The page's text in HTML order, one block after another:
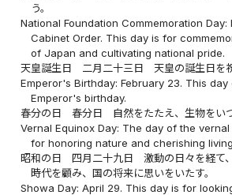
う。
National Foundation Commemoration
Cabinet Order. This day is for
of Japan and cultivating national pride.
天皇誕生日 二月二十三日 天皇の誕生日を祝
Emperor's Birthday: February 23. This
Emperor's birthday.
春分の日 春分日 自然をたたえ、生物をいつ
Vernal Equinox Day: The day of the
for honoring nature and cherishing
昭和の日 四月二十九日 激動の日々を経て
時代を顧み、国の将来に思いをいたす。
Showa Day: April 29. This day is for